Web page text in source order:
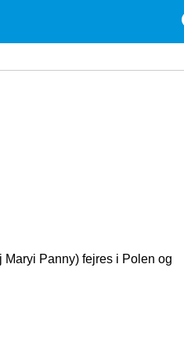
Panny) fejres i Polen og